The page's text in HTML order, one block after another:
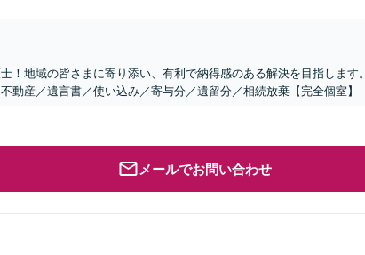
！地域の皆さまに寄り添い、有利で納得感のある解決を目指します。
動産／遺言書／使い込み／寄与分／遺留分／相続放棄【完全個室】
メールでお問い合わせ